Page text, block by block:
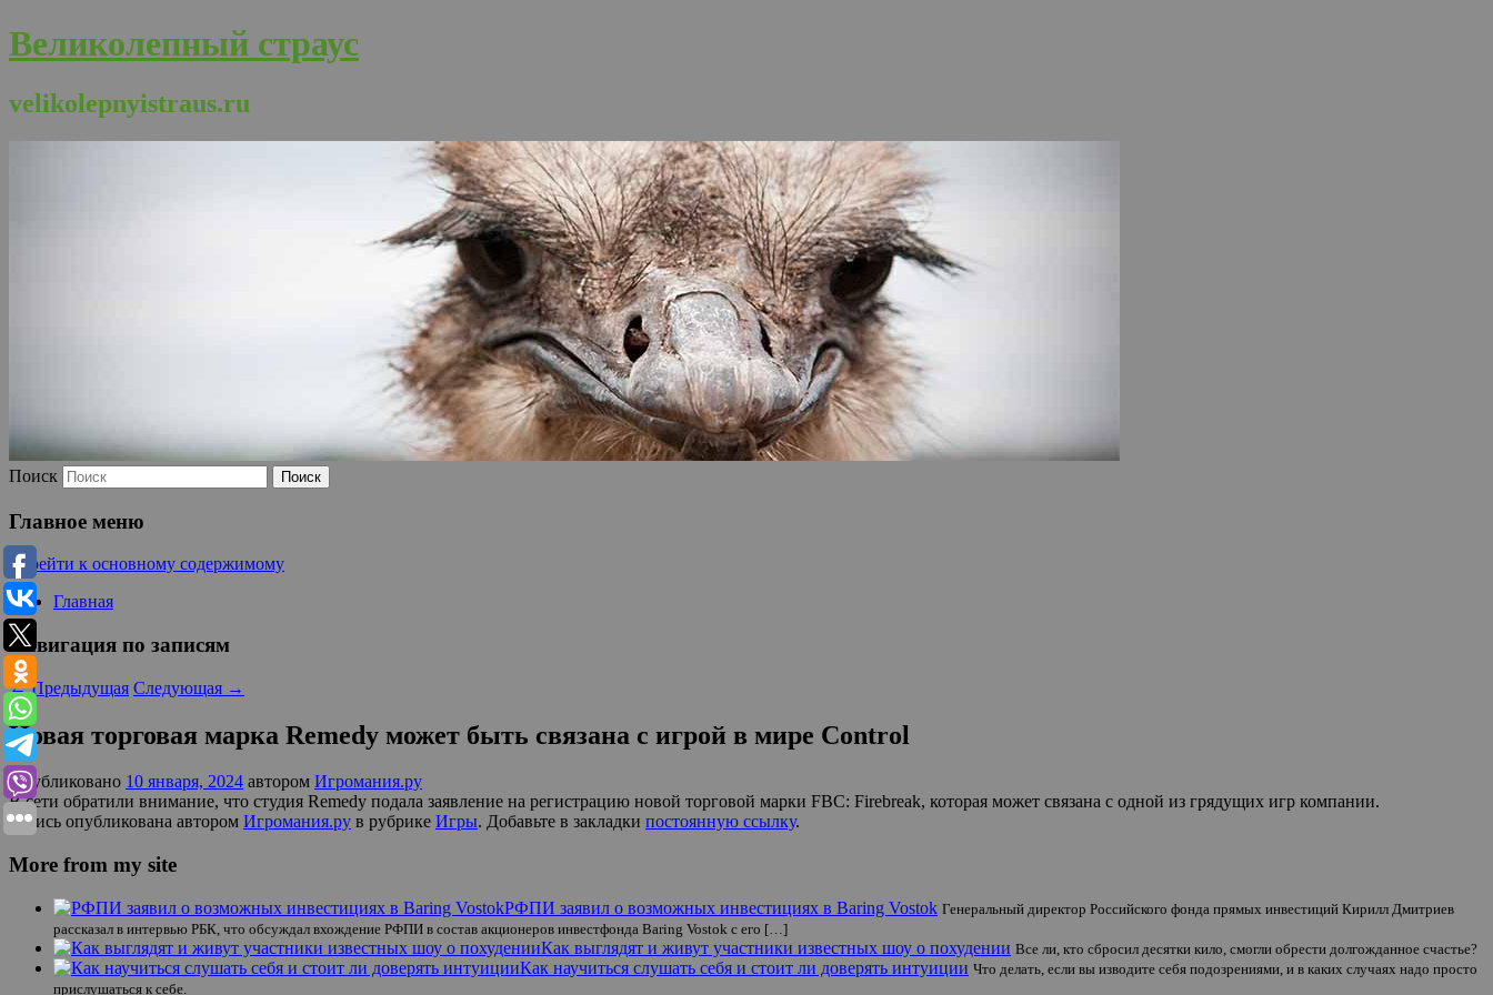
Великолепный страус
velikolepnyistraus.ru
Поиск
Главное меню
Перейти к основному содержимому
Главная
Навигация по записям
←Предыдущая Следующая →
Новая торговая марка Remedy может быть связана с игрой в мире Control
Опубликовано 10 января, 2024 автором Игромания.ру
В сети обратили внимание, что студия Remedy подала заявление на регистрацию новой торговой марки FBC: Firebreak, которая может связана с одной из грядущих игр компании.
Запись опубликована автором Игромания.ру в рубрике Игры. Добавьте в закладки постоянную ссылку.
More from my site
РФПИ заявил о возможных инвестициях в Baring Vostok Генеральный директор Российского фонда прямых инвестиций Кирилл Дмитриев
рассказал в интервью РБК, что обсуждал вхождение РФПИ в состав акционеров инвестфонда Baring Vostok с его […]
Как выглядят и живут участники известных шоу о похудении Все ли, кто сбросил десятки кило, смогли обрести долгожданное счастье?
Как научиться слушать себя и стоит ли доверять интуиции Что делать, если вы изводите себя подозрениями, и в каких случаях надо просто
прислушаться к себе.